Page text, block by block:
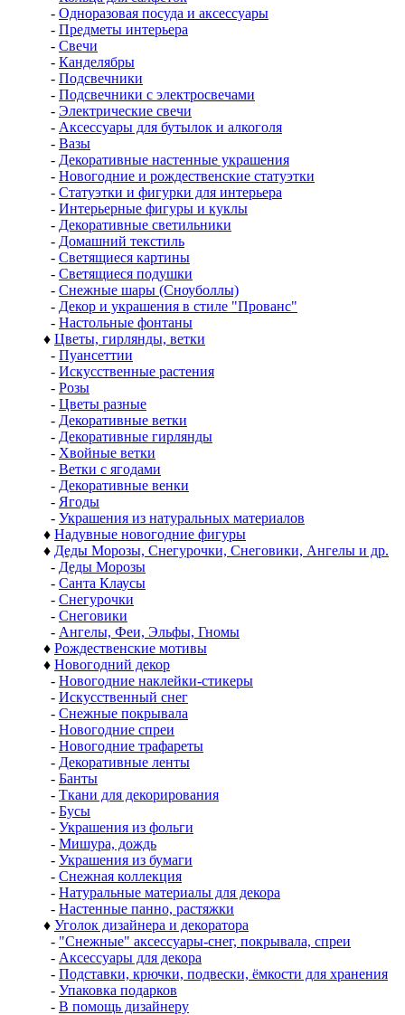
- Одноразовая посуда и аксессуары
- Предметы интерьера
- Свечи
- Канделябры
- Подсвечники
- Подсвечники с электросвечами
- Электрические свечи
- Аксессуары для бутылок и алкоголя
- Вазы
- Декоративные настенные украшения
- Новогодние и рождественские статуэтки
- Статуэтки и фигурки для интерьера
- Интерьерные фигуры и куклы
- Декоративные светильники
- Домашний текстиль
- Светящиеся картины
- Светящиеся подушки
- Снежные шары (Сноуболлы)
- Декор и украшения в стиле "Прованс"
- Настольные фонтаны
♦ Цветы, гирлянды, ветки
- Пуансеттии
- Искусственные растения
- Розы
- Цветы разные
- Декоративные ветки
- Декоративные гирлянды
- Хвойные ветки
- Ветки с ягодами
- Декоративные венки
- Ягоды
- Украшения из натуральных материалов
♦ Надувные новогодние фигуры
♦ Деды Морозы, Снегурочки, Снеговики, Ангелы и др.
- Деды Морозы
- Санта Клаусы
- Снегурочки
- Снеговики
- Ангелы, Феи, Эльфы, Гномы
♦ Рождественские мотивы
♦ Новогодний декор
- Новогодние наклейки-стикеры
- Искусственный снег
- Снежные покрывала
- Новогодние спреи
- Новогодние трафареты
- Декоративные ленты
- Банты
- Ткани для декорирования
- Бусы
- Украшения из фольги
- Мишура, дождь
- Украшения из бумаги
- Снежная коллекция
- Натуральные материалы для декора
- Настенные панно, растяжки
♦ Уголок дизайнера и декоратора
- "Снежные" аксессуары-снег, покрывала, спреи
- Аксессуары для декора
- Подставки, крючки, подвески, ёмкости для хранения
- Упаковка подарков
- В помощь дизайнеру